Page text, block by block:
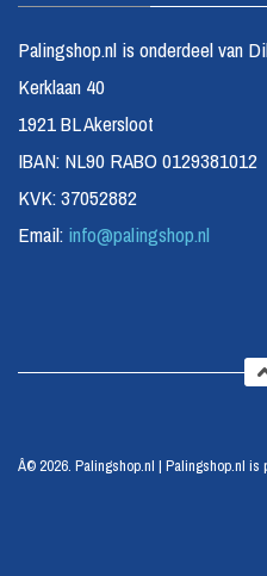
Palingshop.nl is onderdeel van
Kerklaan 40
1921 BL Akersloot
IBAN: NL90 RABO 0129381012
KVK: 37052882
Email: info@palingshop.nl
Â© 2026. Palingshop.nl | Palingshop.nl is